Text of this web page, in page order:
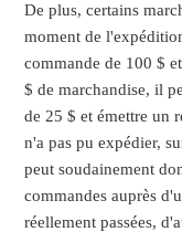
De plus, certains
moment de
commande de 100 $
$ de marchandise, il
de 25 $ et émettre un
n'a pas pu expédier,
peut soudainement
commandes auprès
réellement passées,